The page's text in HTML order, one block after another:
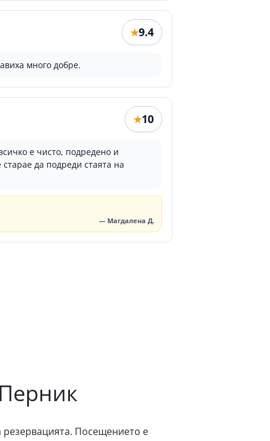
★9.4
много добре.
★10
е чисто, подредено и
да подреди стаята на
— Магдалена Д.
Посещението е